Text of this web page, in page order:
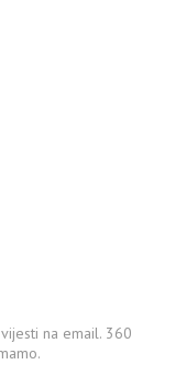
na email. 360